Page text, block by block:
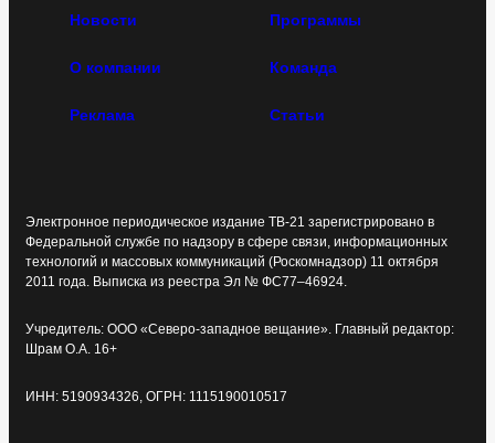
Новости Программы
О компании Команда
Реклама Статьи
Электронное периодическое издание ТВ-21 зарегистрировано в
Федеральной службе по надзору в сфере связи, информационных
технологий и массовых коммуникаций (Роскомнадзор) 11 октября
2011 года. Выписка из реестра Эл № ФС77–46924.
Учредитель: ООО «Северо-западное вещание». Главный редактор:
Шрам О.А. 16+
ИНН: 5190934326, ОГРН: 1115190010517